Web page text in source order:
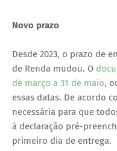
Novo prazo
Desde 2023, o prazo de
de Renda mudou. O
de março a 31 de maio,
essas datas. De acordo
necessária para que
à declaração pré-
primeiro dia de entrega.